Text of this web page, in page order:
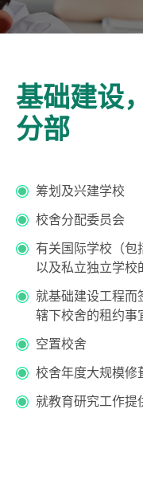
基础建设
分部
筹划及兴建学校
校舍分配委员会
有关国际学校（
以及私立独立学校
就基础建设工程而
辖下校舍的租约事
空置校舍
校舍年度大规模修
就教育研究工作提